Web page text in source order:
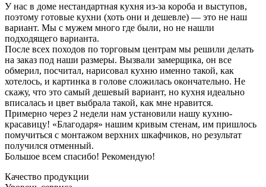
У нас в доме нестандартная кухня из-за короба и выступов,
поэтому готовые кухни (хоть они и дешевле) — это не наш
вариант. Мы с мужем много где были, но не нашли
подходящего варианта.
После всех походов по торговым центрам мы решили делать
на заказ под наши размеры. Вызвали замерщика, он все
обмерил, посчитал, нарисовал кухню именно такой, как
хотелось, и картинка в голове сложилась окончательно. Не
скажу, что это самый дешевый вариант, но кухня идеально
вписалась и цвет выбрала такой, как мне нравится.
Примерно через 2 недели нам установили нашу кухню-
красавицу! «Благодаря» нашим кривым стенам, им пришлось
помучиться с монтажом верхних шкафчиков, но результат
получился отменный.
Большое всем спасибо! Рекомендую!
Качество продукции